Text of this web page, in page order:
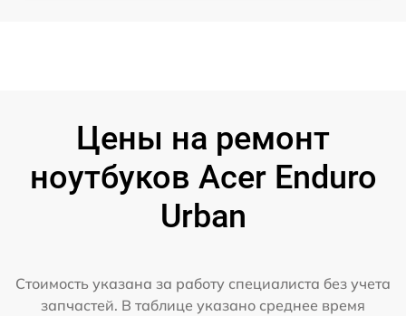
Цены на ремонт
ноутбуков Acer Enduro
Urban
Стоимость указана за работу специалиста без учета
запчастей. В таблице указано среднее время